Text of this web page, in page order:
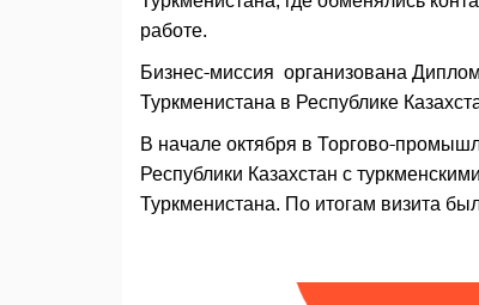
работе.
Бизнес-миссия организована
Туркменистана в Республике
В начале октября в Торгово-
Республики Казахстан с
Туркменистана. По итогам визита